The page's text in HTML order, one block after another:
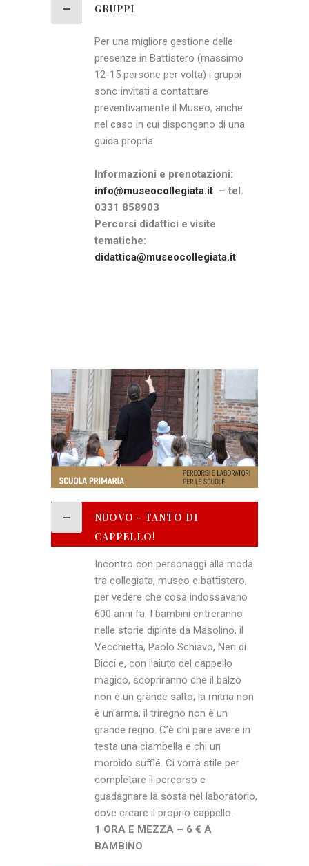
GRUPPI
Per una migliore gestione delle
presenze in Battistero (massimo
12-15 persone per volta) i gruppi
sono invitati a contattare
preventivamente il Museo, anche
nel caso in cui dispongano di una
guida propria.
Informazioni e prenotazioni:
info@museocollegiata.it – tel.
0331 858903
Percorsi didattici e visite
tematiche:
didattica@museocollegiata.it
NUOVO - TANTO DI
CAPPELLO!
Incontro con personaggi alla moda
tra collegiata, museo e battistero,
per vedere che cosa indossavano
600 anni fa. I bambini entreranno
nelle storie dipinte da Masolino, il
Vecchietta, Paolo Schiavo, Neri di
Bicci e, con l’aiuto del cappello
magico, scopriranno che il balzo
non è un grande salto; la mitria non
è un’arma; il triregno non è un
grande regno. C’è chi pare avere in
testa una ciambella e chi un
morbido sufflé. Ci vorrà stile per
completare il percorso e
guadagnare la sosta nel laboratorio,
dove creare il proprio cappello.
1 ORA E MEZZA – 6 € A
BAMBINO